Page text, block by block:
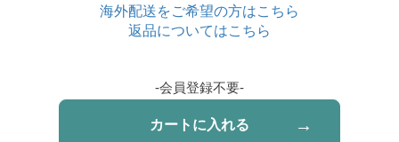
海外配送をご希望の方はこちら
返品についてはこちら
-会員登録不要-
カートに入れる